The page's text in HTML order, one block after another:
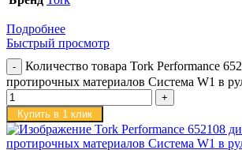
Подробнее
Быстрый просмотр
Количество товара Tork Performance
протирочных материалов Система W1 в
Купить в 1 клик